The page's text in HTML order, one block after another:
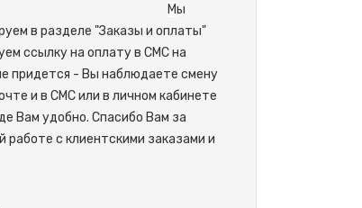
Мы
в разделе "Заказы и оплаты"
ссылку на оплату в СМС на
придется - Вы наблюдаете смену
и в СМС или в личном кабинете
Вам удобно. Спасибо Вам за
с клиентскими заказами и